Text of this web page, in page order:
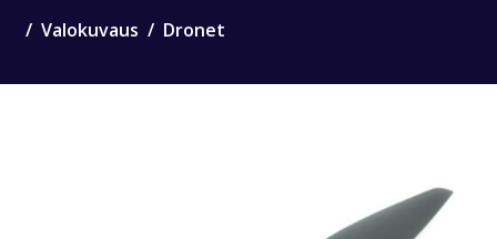
Valokuvaus Dronet